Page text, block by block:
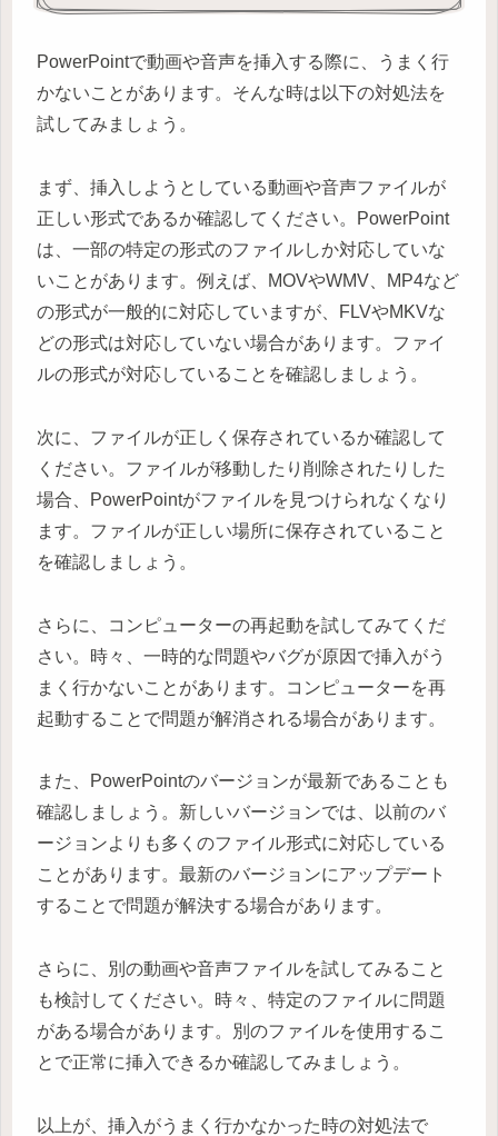
PowerPointで動画や音声を挿入する際に、うまく行
かないことがあります。そんな時は以下の対処法を
試してみましょう。
まず、挿入しようとしている動画や音声ファイルが
正しい形式であるか確認してください。PowerPoint
は、一部の特定の形式のファイルしか対応していな
いことがあります。例えば、MOVやWMV、MP4など
の形式が一般的に対応していますが、FLVやMKVな
どの形式は対応していない場合があります。ファイ
ルの形式が対応していることを確認しましょう。
次に、ファイルが正しく保存されているか確認して
ください。ファイルが移動したり削除されたりした
場合、PowerPointがファイルを見つけられなくなり
ます。ファイルが正しい場所に保存されていること
を確認しましょう。
さらに、コンピューターの再起動を試してみてくだ
さい。時々、一時的な問題やバグが原因で挿入がう
まく行かないことがあります。コンピューターを再
起動することで問題が解消される場合があります。
また、PowerPointのバージョンが最新であることも
確認しましょう。新しいバージョンでは、以前のバ
ージョンよりも多くのファイル形式に対応している
ことがあります。最新のバージョンにアップデート
することで問題が解決する場合があります。
さらに、別の動画や音声ファイルを試してみること
も検討してください。時々、特定のファイルに問題
がある場合があります。別のファイルを使用するこ
とで正常に挿入できるか確認してみましょう。
以上が、挿入がうまく行かなかった時の対処法で